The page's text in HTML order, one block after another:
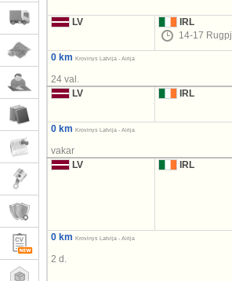
LV
IRL
14-17 Rugpj
0 km
Krovinys Latvija - Airija
24 val.
LV
IRL
0 km Krovinys Latvija - Airija
vakar
LV
IRL
0 km Krovinys Latvija - Airija
2 d.